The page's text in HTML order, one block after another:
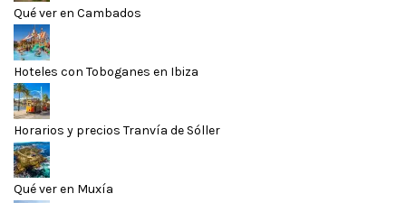
Qué ver en Cambados
Hoteles con Toboganes en Ibiza
Horarios y precios Tranvía de Sóller
Qué ver en Muxía